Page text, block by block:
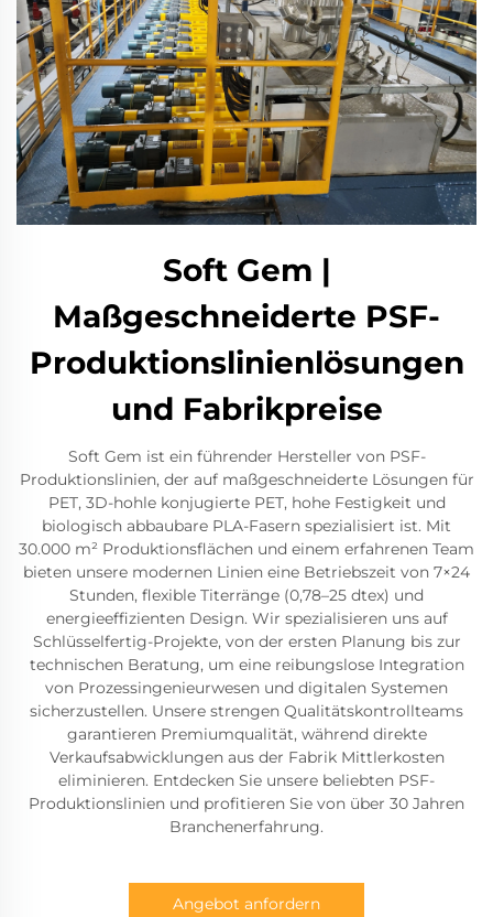
Soft Gem |
Maßgeschneiderte PSF-
Produktionslinienlösungen
und Fabrikpreise
Soft Gem ist ein führender Hersteller von PSF-
Produktionslinien, der auf maßgeschneiderte Lösungen für
PET, 3D-hohle konjugierte PET, hohe Festigkeit und
biologisch abbaubare PLA-Fasern spezialisiert ist. Mit
30.000 m² Produktionsflächen und einem erfahrenen Team
bieten unsere modernen Linien eine Betriebszeit von 7×24
Stunden, flexible Titerränge (0,78–25 dtex) und
energieeffizienten Design. Wir spezialisieren uns auf
Schlüsselfertig-Projekte, von der ersten Planung bis zur
technischen Beratung, um eine reibungslose Integration
von Prozessingenieurwesen und digitalen Systemen
sicherzustellen. Unsere strengen Qualitätskontrollteams
garantieren Premiumqualität, während direkte
Verkaufsabwicklungen aus der Fabrik Mittlerkosten
eliminieren. Entdecken Sie unsere beliebten PSF-
Produktionslinien und profitieren Sie von über 30 Jahren
Branchenerfahrung.
Angebot anfordern